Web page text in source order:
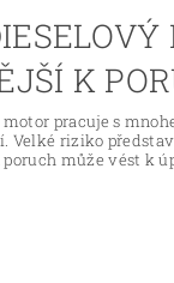
K
pracuje s
Velké riziko
může vést k